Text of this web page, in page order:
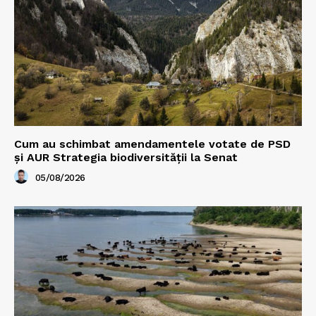
Cum au schimbat amendamentele votate de PSD
și AUR Strategia biodiversității la Senat
05/08/2026